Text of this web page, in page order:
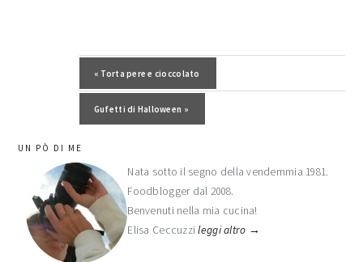
Post precedente:
« Torta pere e cioccolato
Post successivo:
Gufetti di Halloween »
barra
laterale
primaria
UN PÒ DI ME
Nata sotto il segno della vendemmia 1981.
Foodblogger dal 2008.
Benvenuti nella mia cucina!
Elisa Ceccuzzileggi altro →